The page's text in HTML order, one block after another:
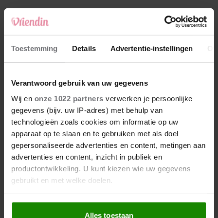
Toestemming Details Advertentie-instellingen
Verantwoord gebruik van uw gegevens
Wij en onze 1022 partners verwerken je persoonlijke
gegevens (bijv. uw IP-adres) met behulp van
technologieën zoals cookies om informatie op uw
apparaat op te slaan en te gebruiken met als doel
gepersonaliseerde advertenties en content, metingen aan
advertenties en content, inzicht in publiek en
productontwikkeling. U kunt kiezen wie uw gegevens
gebruikt en met welke doelen.
Als u het toestaat, willen we ook graag:
Alles toestaan
4 fluistert hij. Ik sluit mijn ogen en zwijg’
5 Makelaar Mandy: ‘Vrijdagavond belde Bart.
Hij sprak eng kalm’
Nieuw